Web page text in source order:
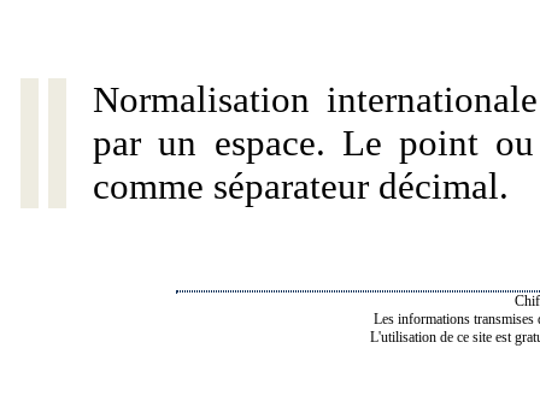
Normalisation
par un espace. Le point
comme séparateur décimal.
Les informations transmises
L'utilisation de ce site est